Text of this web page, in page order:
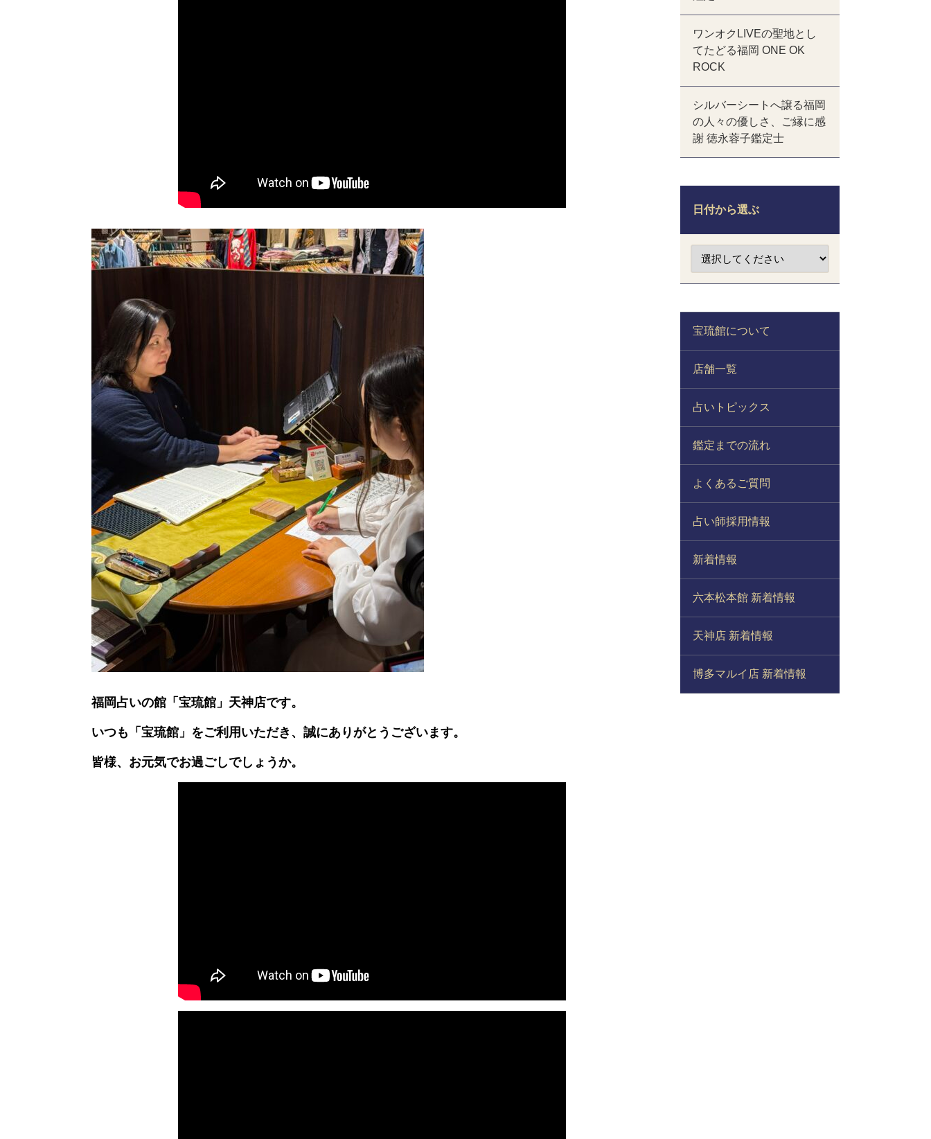
福岡占いの館「宝琉館」天神店です。
いつも「宝琉館」をご利用いただき、誠にありがとうございます。
皆様、お元気でお過ごしでしょうか。
ワンオクLIVEの聖地とし
てたどる福岡 ONE OK
ROCK
シルバーシートへ譲る福岡
の人々の優しさ、ご縁に感
謝 徳永蓉子鑑定士
日付から選ぶ
宝琉館について
店舗一覧
占いトピックス
鑑定までの流れ
よくあるご質問
占い師採用情報
新着情報
六本松本館 新着情報
天神店 新着情報
博多マルイ店 新着情報